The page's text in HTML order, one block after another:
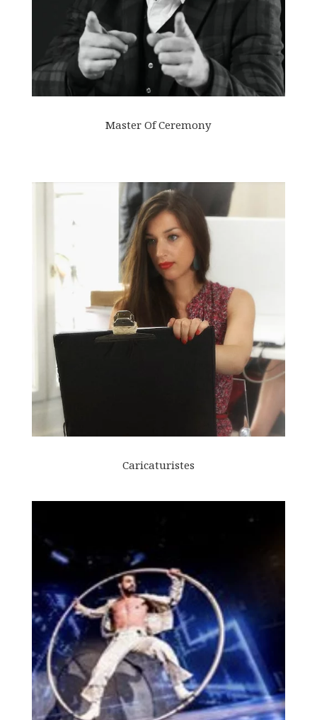
Master Of Ceremony
Caricaturistes